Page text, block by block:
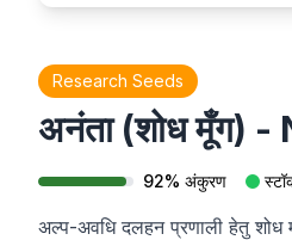
Research Seeds
अनंता (शोध मूँग) -
92% अंकुरण
अल्प-अवधि दलहन प्रणाली हेतु शोध